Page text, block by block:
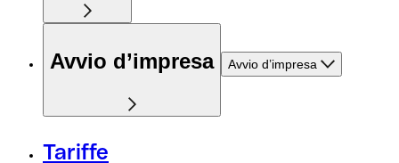
Avvio d’impresa Avvio d’impresa
Tariffe